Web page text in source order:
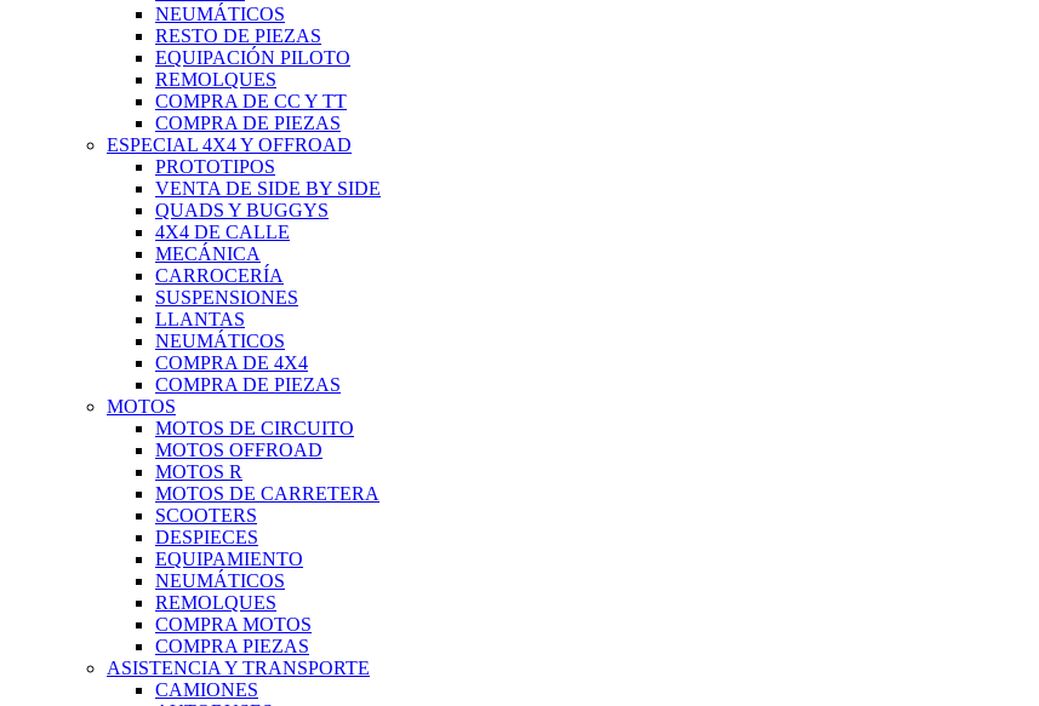
NEUMÁTICOS
RESTO DE PIEZAS
EQUIPACIÓN PILOTO
REMOLQUES
COMPRA DE CC Y TT
COMPRA DE PIEZAS
ESPECIAL 4X4 Y OFFROAD
PROTOTIPOS
VENTA DE SIDE BY SIDE
QUADS Y BUGGYS
4X4 DE CALLE
MECÁNICA
CARROCERÍA
SUSPENSIONES
LLANTAS
NEUMÁTICOS
COMPRA DE 4X4
COMPRA DE PIEZAS
MOTOS
MOTOS DE CIRCUITO
MOTOS OFFROAD
MOTOS R
MOTOS DE CARRETERA
SCOOTERS
DESPIECES
EQUIPAMIENTO
NEUMÁTICOS
REMOLQUES
COMPRA MOTOS
COMPRA PIEZAS
ASISTENCIA Y TRANSPORTE
CAMIONES